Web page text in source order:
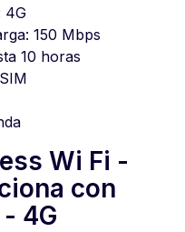
4G
150 Mbps
10 horas
Wi Fi -
con
4G